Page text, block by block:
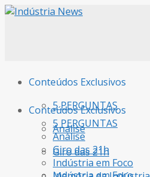
Conteúdos Exclusivos
5 PERGUNTAS
Análise
Giro das 21h
Conteúdos Exclusivos
5 PERGUNTAS
Análise
Giro das 21h
Indústria em Foco